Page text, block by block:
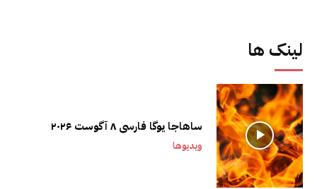
لینک ها
ساهاجا یوگا فارسی ۸ آگوست ۲۰۲۶
ویدیوها